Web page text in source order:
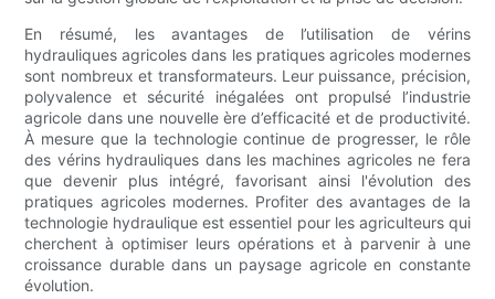
En résumé, les avantages de l’utilisation de vérins
hydrauliques agricoles dans les pratiques agricoles modernes
sont nombreux et transformateurs. Leur puissance, précision,
polyvalence et sécurité inégalées ont propulsé l’industrie
agricole dans une nouvelle ère d’efficacité et de productivité.
À mesure que la technologie continue de progresser, le rôle
des vérins hydrauliques dans les machines agricoles ne fera
que devenir plus intégré, favorisant ainsi l'évolution des
pratiques agricoles modernes. Profiter des avantages de la
technologie hydraulique est essentiel pour les agriculteurs qui
cherchent à optimiser leurs opérations et à parvenir à une
croissance durable dans un paysage agricole en constante
évolution.